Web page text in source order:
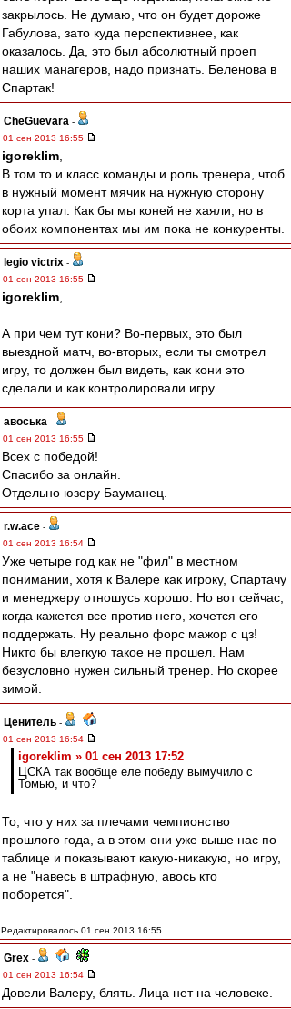
закрылось. Не думаю, что он будет дороже
Габулова, зато куда перспективнее, как
оказалось. Да, это был абсолютный проеп
наших манагеров, надо признать. Беленова в
Спартак!
CheGuevara -
01 сен 2013 16:55
igoreklim
В том то и класс команды и роль тренера, чтоб
в нужный момент мячик на нужную сторону
корта упал. Как бы мы коней не хаяли, но в
обоих компонентах мы им пока не конкуренты.
legio victrix -
01 сен 2013 16:55
igoreklim
А при чем тут кони? Во-первых, это был
выездной матч, во-вторых, если ты смотрел
игру, то должен был видеть, как кони это
сделали и как контролировали игру.
авоська -
01 сен 2013 16:55
Всех с победой!
Спасибо за онлайн.
Отдельно юзеру Бауманец.
r.w.ace -
01 сен 2013 16:54
Уже четыре год как не "фил" в местном
понимании, хотя к Валере как игроку, Спартачу
и менеджеру отношусь хорошо. Но вот сейчас,
когда кажется все против него, хочется его
поддержать. Ну реально форс мажор с цз!
Никто бы влегкую такое не прошел. Нам
безусловно нужен сильный тренер. Но скорее
зимой.
Ценитель -
01 сен 2013 16:54
igoreklim » 01 сен 2013 17:52
ЦСКА так вообще еле победу вымучило с
Томью, и что?
То, что у них за плечами чемпионство
прошлого года, а в этом они уже выше нас по
таблице и показывают какую-никакую, но игру,
а не "навесь в штрафную, авось кто
поборется".
Редактировалось 01 сен 2013 16:55
Grex -
01 сен 2013 16:54
Довели Валеру, блять. Лица нет на человеке.